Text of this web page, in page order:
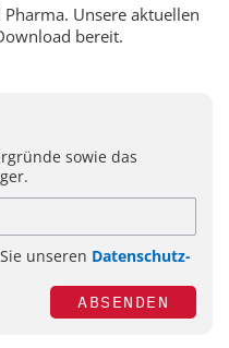
Unsere aktuellen
bereit.
sowie das
unseren Datenschutz-
ABSENDEN